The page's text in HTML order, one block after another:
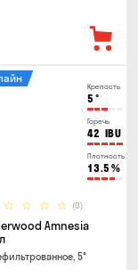
Крепость
5 °
Горечь
42 IBU
Плотность
13.5 %
(0)
Amnesia
5°